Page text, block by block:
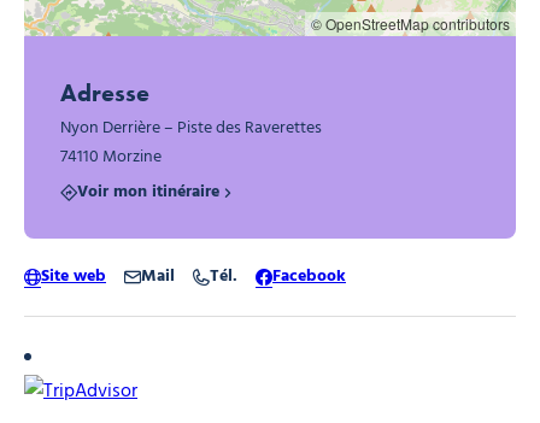
© OpenStreetMap contributors
Adresse
Nyon Derrière – Piste des Raverettes
74110 Morzine
Voir mon itinéraire
Site web Mail Tél. Facebook